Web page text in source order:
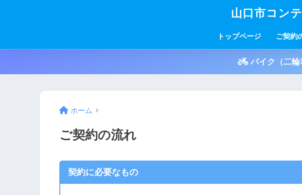
山口市コン
トップページ ご契約
バイク（二輪
ホーム
ご契約の流れ
契約に必要なもの